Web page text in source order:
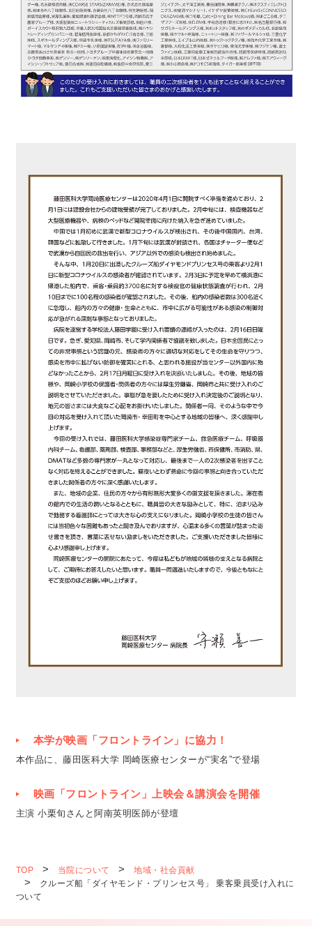
本学が映画「フロントライン」に協力！
本作品に、藤田医科大学 岡崎医療センターが“実名”で登場
映画「フロントライン」上映会＆講演会を開催
主演 小栗旬さんと阿南英明医師が登壇
TOP 当院について
地域・社会貢献
クルーズ船「ダイヤモンド・プリンセス号」 乗客乗員受け入れに
ついて